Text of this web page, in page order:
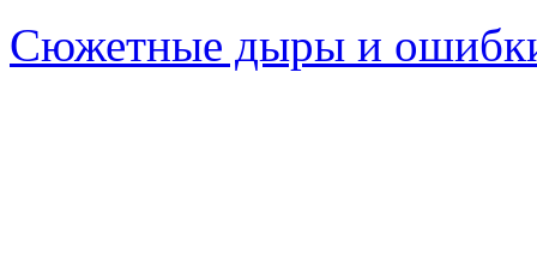
Сюжетные дыры и